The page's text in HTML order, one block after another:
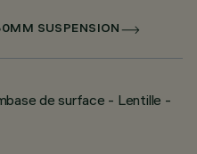
SUSPENSION
de surface - Lentille -